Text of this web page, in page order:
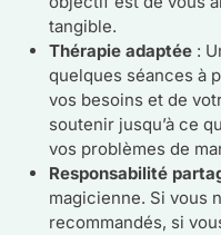
tangible.
Thérapie adaptée :
quelques séances à
vos besoins et de
soutenir jusqu’à ce
vos problèmes de
Responsabilité
magicienne. Si vous
recommandés, si